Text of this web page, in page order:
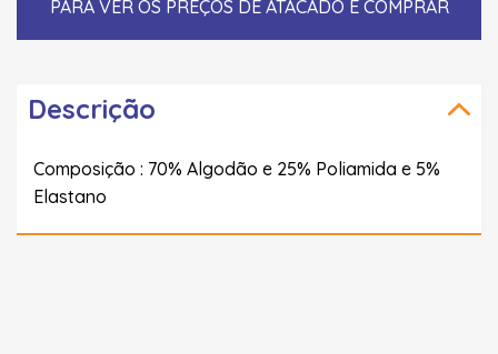
PARA VER OS PREÇOS DE ATACADO E COMPRAR
Descrição
Composição : 70% Algodão e 25% Poliamida e 5%
Elastano